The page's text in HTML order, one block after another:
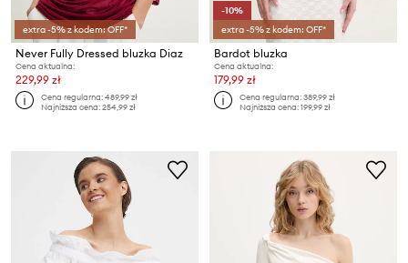
extra -5% z kodem: OFF*
Never Fully Dressed bluzka Diaz
Cena aktualna:
229,99 zł
Cena regularna:489,99 zł
Najniższa cena:254,99 zł
-10%
extra -5% z kodem: OFF*
Bardot bluzka
Cena aktualna:
179,99 zł
Cena regularna:389,99 zł
Najniższa cena:199,99 zł